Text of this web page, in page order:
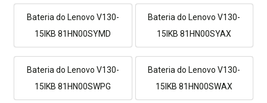
Bateria do Lenovo V130-
15IKB 81HN00SYMD
Bateria do Lenovo V130-
15IKB 81HN00SYAX
Bateria do Lenovo V130-
15IKB 81HN00SWPG
Bateria do Lenovo V130-
15IKB 81HN00SWAX